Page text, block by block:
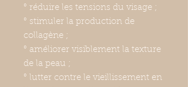
° réduire les tensions du visage ;
° stimuler la production de
collagène ;
° améliorer visiblement la texture
de la peau ;
° lutter contre le vieillissement en